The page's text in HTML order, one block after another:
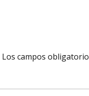
Los campos